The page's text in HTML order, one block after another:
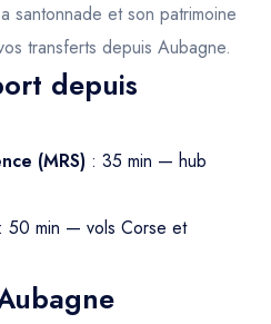
santonnade et son patrimoine
transferts depuis Aubagne.
depuis
(MRS) : 35 min — hub
: 50 min — vols Corse et